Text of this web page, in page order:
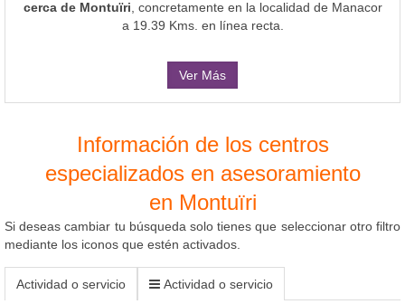
cerca de Montuïri , concretamente en la localidad de Manacor
a 19.39 Kms. en línea recta.
Ver Más
Información de los centros
especializados en asesoramiento
en Montuïri
Si deseas cambiar tu búsqueda solo tienes que seleccionar otro filtro
mediante los iconos que estén activados.
Actividad o servicio Actividad o servicio